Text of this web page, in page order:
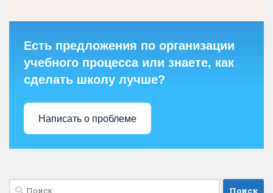
Есть предложения по организации
учебного процесса или знаете, как
сделать школу лучше?
Написать о проблеме
Найти: